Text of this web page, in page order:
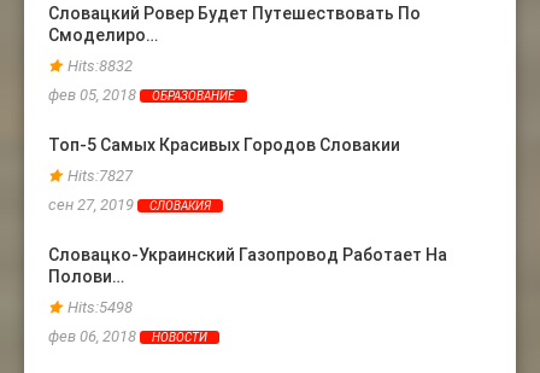
Словацкий Ровер Будет Путешествовать По
Смоделиро…
Hits:8832
фев 05, 2018
ОБРАЗОВАНИЕ
Топ-5 Самых Красивых Городов Словакии
Hits:7827
сен 27, 2019
СЛОВАКИЯ
Словацко-Украинский Газопровод Работает На
Полови…
Hits:5498
фев 06, 2018
НОВОСТИ